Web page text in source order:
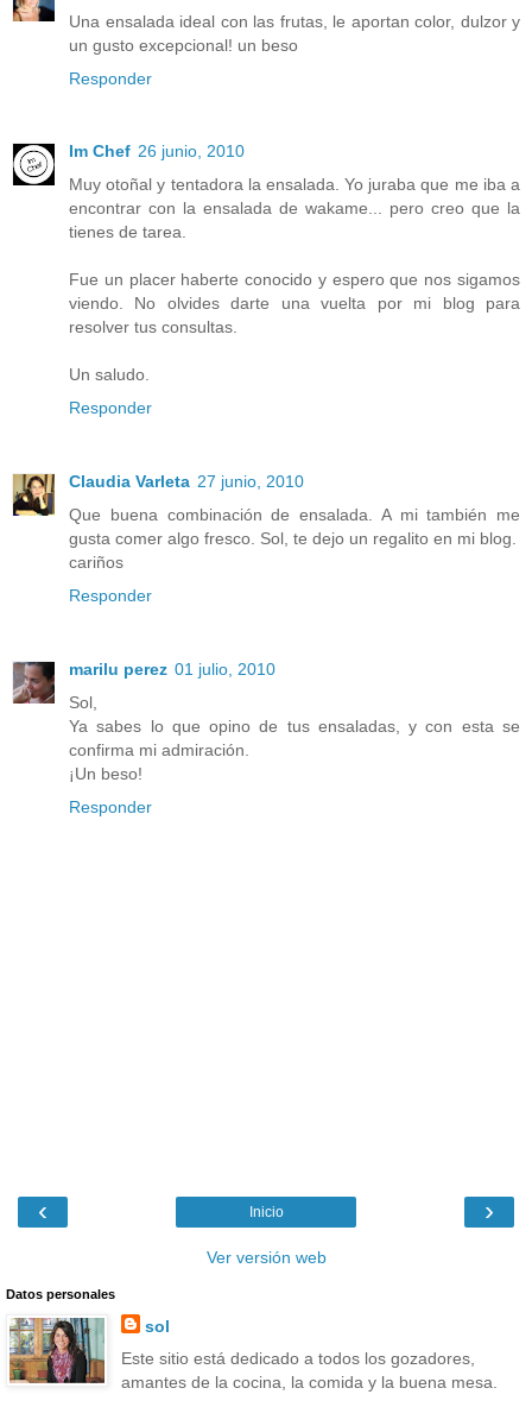
Una ensalada ideal con las frutas, le aportan color, dulzor y
un gusto excepcional! un beso
Responder
Im Chef 26 junio, 2010
Muy otoñal y tentadora la ensalada. Yo juraba que me iba a
encontrar con la ensalada de wakame... pero creo que la
tienes de tarea.
Fue un placer haberte conocido y espero que nos sigamos
viendo. No olvides darte una vuelta por mi blog para
resolver tus consultas.
Un saludo.
Responder
Claudia Varleta 27 junio, 2010
Que buena combinación de ensalada. A mi también me
gusta comer algo fresco. Sol, te dejo un regalito en mi blog.
cariños
Responder
marilu perez 01 julio, 2010
Sol,
Ya sabes lo que opino de tus ensaladas, y con esta se
confirma mi admiración.
¡Un beso!
Responder
‹ ›
Inicio
Ver versión web
Datos personales
sol
Este sitio está dedicado a todos los gozadores,
amantes de la cocina, la comida y la buena mesa.